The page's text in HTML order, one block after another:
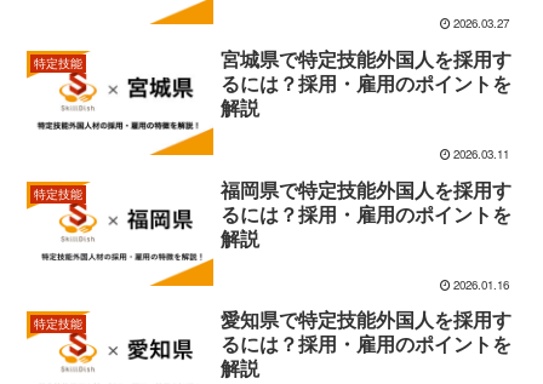
2026.03.27
特定技能
宮城県で特定技能外国人を採用す
るには？採用・雇用のポイントを
解説
2026.03.11
特定技能
福岡県で特定技能外国人を採用す
るには？採用・雇用のポイントを
解説
2026.01.16
特定技能
愛知県で特定技能外国人を採用す
るには？採用・雇用のポイントを
解説